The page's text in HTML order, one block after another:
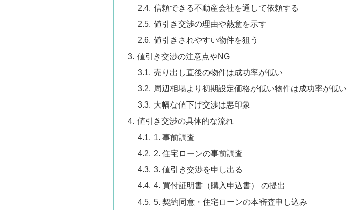
信頼できる不動産会社を通して依頼する
値引き交渉の理由や熱意を示す
値引きされやすい物件を狙う
値引き交渉の注意点やNG
売り出し直後の物件は成功率が低い
周辺相場より初期設定価格が低い物件は成功率が低い
大幅な値下げ交渉は悪印象
値引き交渉の具体的な流れ
1. 事前調査
2. 住宅ローンの事前調査
3. 値引き交渉を申し出る
4. 買付証明書（購入申込書） の提出
5. 契約同意・住宅ローンの本審査申し込み